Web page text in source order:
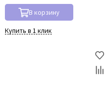
В корзину
Купить в 1 клик